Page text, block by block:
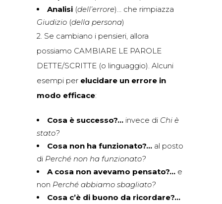
Analisi (dell’errore)… che rimpiazza
Giudizio (della persona)
2. Se cambiano i pensieri, allora
possiamo CAMBIARE LE PAROLE
DETTE/SCRITTE (o linguaggio). Alcuni
esempi per elucidare un errore in
modo efficace:
Cosa è successo?… invece di Chi è
stato?
Cosa non ha funzionato?… al posto
di Perché non ha funzionato?
A cosa non avevamo pensato?… e
non Perché abbiamo sbagliato?
Cosa c’è di buono da ricordare?…